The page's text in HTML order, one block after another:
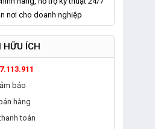
nơi cho doanh nghiệp
HỮU ÍCH
bảo
hàng
toán